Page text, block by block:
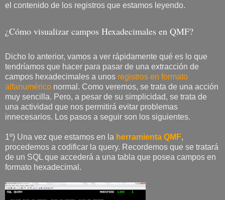
el contenido de los registros que estamos leyendo.
¿Cómo visualizar campos Hexadecimales en QMF?
Dicho lo anterior, vamos a ver rápidamente qué es lo que
tendríamos que hacer para pasar de una extracción de
campos hexadecimales a unos registros en formato
alfanumérico normal. Como veremos, se trata de una acción
muy sencilla. Pero, a pesar de su simplicidad, se trata de
una actividad que nos permitirá evitar problemas
innecesarios. Los pasos a seguir son los siguientes.
1º) Una vez que estamos en la herramienta QMF,
procedemos a codificar la query. Recordemos que se tratará
de un SQL que accederá a una tabla que posea campos en
formato hexadecimal.